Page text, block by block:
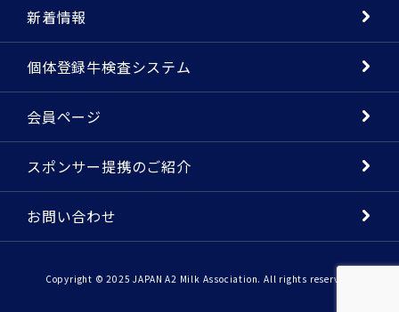
新着情報
個体登録牛検査システム
会員ページ
スポンサー提携のご紹介
お問い合わせ
Copyright © 2025 JAPAN A2 Milk Association. All rights reserved.